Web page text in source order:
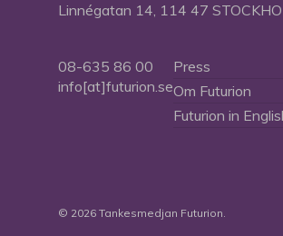
Linnégatan 14, 114 47
08-635 86 00
info[at]futurion.se
Press
Om Futurion
Futurion in
© 2026 Tankesmedjan Futurion.